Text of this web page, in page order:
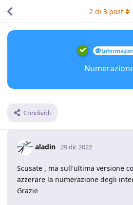
Condividi
2di 3post
aladin 29 dic 2022
Scusate , ma sull'ultima versione
azzerare la numerazione degli
Grazie